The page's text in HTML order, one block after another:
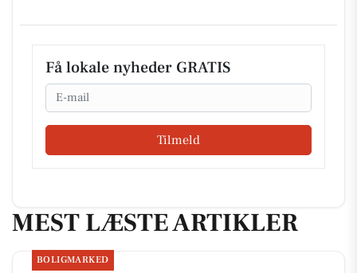
Få lokale nyheder GRATIS
Email
Tilmeld
MEST LÆSTE ARTIKLER
BOLIGMARKED